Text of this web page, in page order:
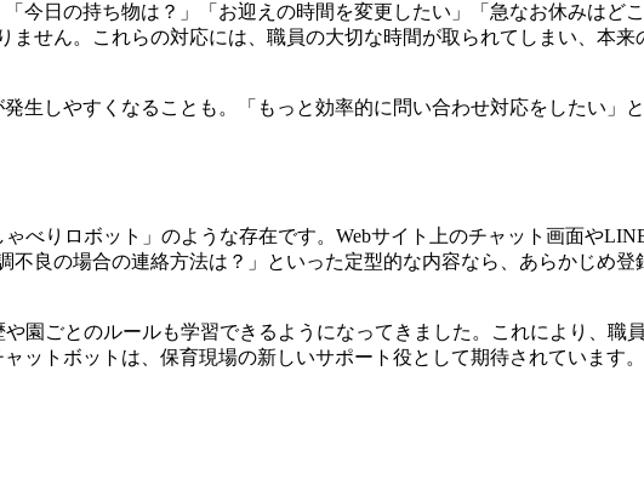
今日の持ち物は？」「お迎えの時間を変更したい」「急なお休みはど
ません。これらの対応には、職員の大切な時間が取られてしまい、本
生しやすくなることも。
「もっと効率的に問い合わせ対応をしたい」
べりロボット」のような存在です。Webサイト上のチャット画面や
良の場合の連絡方法は？」といった定型的な内容なら、あらかじめ
園ごとのルールも学習できるようになってきました。これにより、職
ットボットは、保育現場の新しいサポート役として期待されています。